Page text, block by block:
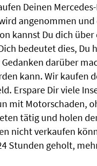
Deinen
angenommen
kannst Du dich
bedeutet dies, Du
darüber
kann. Wir kaufen
Erspare Dir viele
mit Motorschaden,
tätig und holen
nicht verkaufen
Stunden geholt,